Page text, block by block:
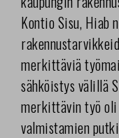
Kontio Sisu, Hiab
merkittäviä
sähköistys välillä
merkittävin työ
valmistamien